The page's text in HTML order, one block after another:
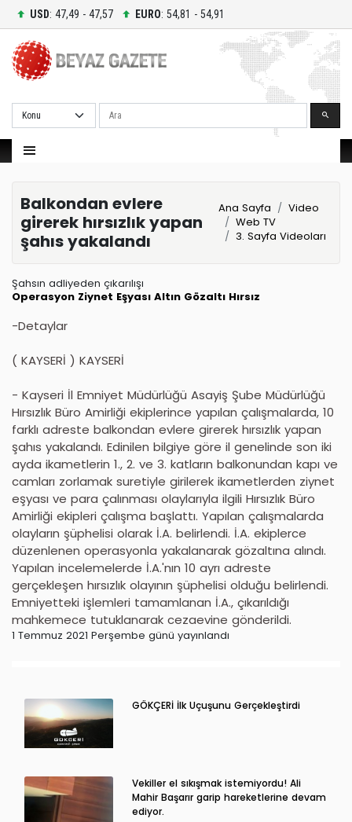
USD: 47,49 - 47,57 EURO: 54,81 - 54,91
Ara
Balkondan evlere
girerek hırsızlık yapan
şahıs yakalandı
Ana Sayfa
Video
Web TV
3. Sayfa Videoları
Şahsın adliyeden çıkarılışı
Operasyon Ziynet Eşyası Altın Gözaltı Hırsız
-Detaylar
( KAYSERİ ) KAYSERİ
- Kayseri İl Emniyet Müdürlüğü Asayiş Şube Müdürlüğü
Hırsızlık Büro Amirliği ekiplerince yapılan çalışmalarda, 10
farklı adreste balkondan evlere girerek hırsızlık yapan
şahıs yakalandı. Edinilen bilgiye göre il genelinde son iki
ayda ikametlerin 1., 2. ve 3. katların balkonundan kapı ve
camları zorlamak suretiyle girilerek ikametlerden ziynet
eşyası ve para çalınması olaylarıyla ilgili Hırsızlık Büro
Amirliği ekipleri çalışma başlattı. Yapılan çalışmalarda
olayların şüphelisi olarak İ.A. belirlendi. İ.A. ekiplerce
düzenlenen operasyonla yakalanarak gözaltına alındı.
Yapılan incelemelerde İ.A.'nın 10 ayrı adreste
gerçekleşen hırsızlık olayının şüphelisi olduğu belirlendi.
Emniyetteki işlemleri tamamlanan İ.A., çıkarıldığı
mahkemece tutuklanarak cezaevine gönderildi.
1 Temmuz 2021 Perşembe günü yayınlandı
GÖKÇERİ İlk Uçuşunu Gerçekleştirdi
Vekiller el sıkışmak istemiyordu! Ali
Mahir Başarır garip hareketlerine devam
ediyor.